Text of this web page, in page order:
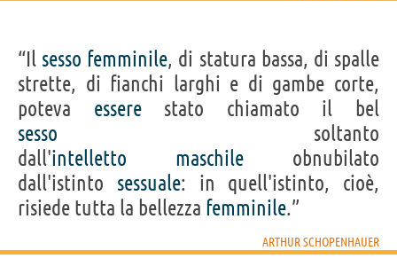
“Il sesso femminile, di statura bassa, di spalle
strette, di fianchi larghi e di gambe corte,
poteva esserestato chiamato il bel
sesso soltanto
dall'intelletto maschile obnubilato
dall'istinto sessuale: in quell'istinto, cioè,
risiede tutta la bellezza femminile.”
ARTHUR SCHOPENHAUER